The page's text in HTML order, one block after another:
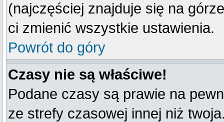
(najczęściej znajduje się na
ci zmienić wszystkie ustawienia.
Powrót do góry
Czasy nie są właściwe!
Podane czasy są prawie na
ze strefy czasowej innej niż